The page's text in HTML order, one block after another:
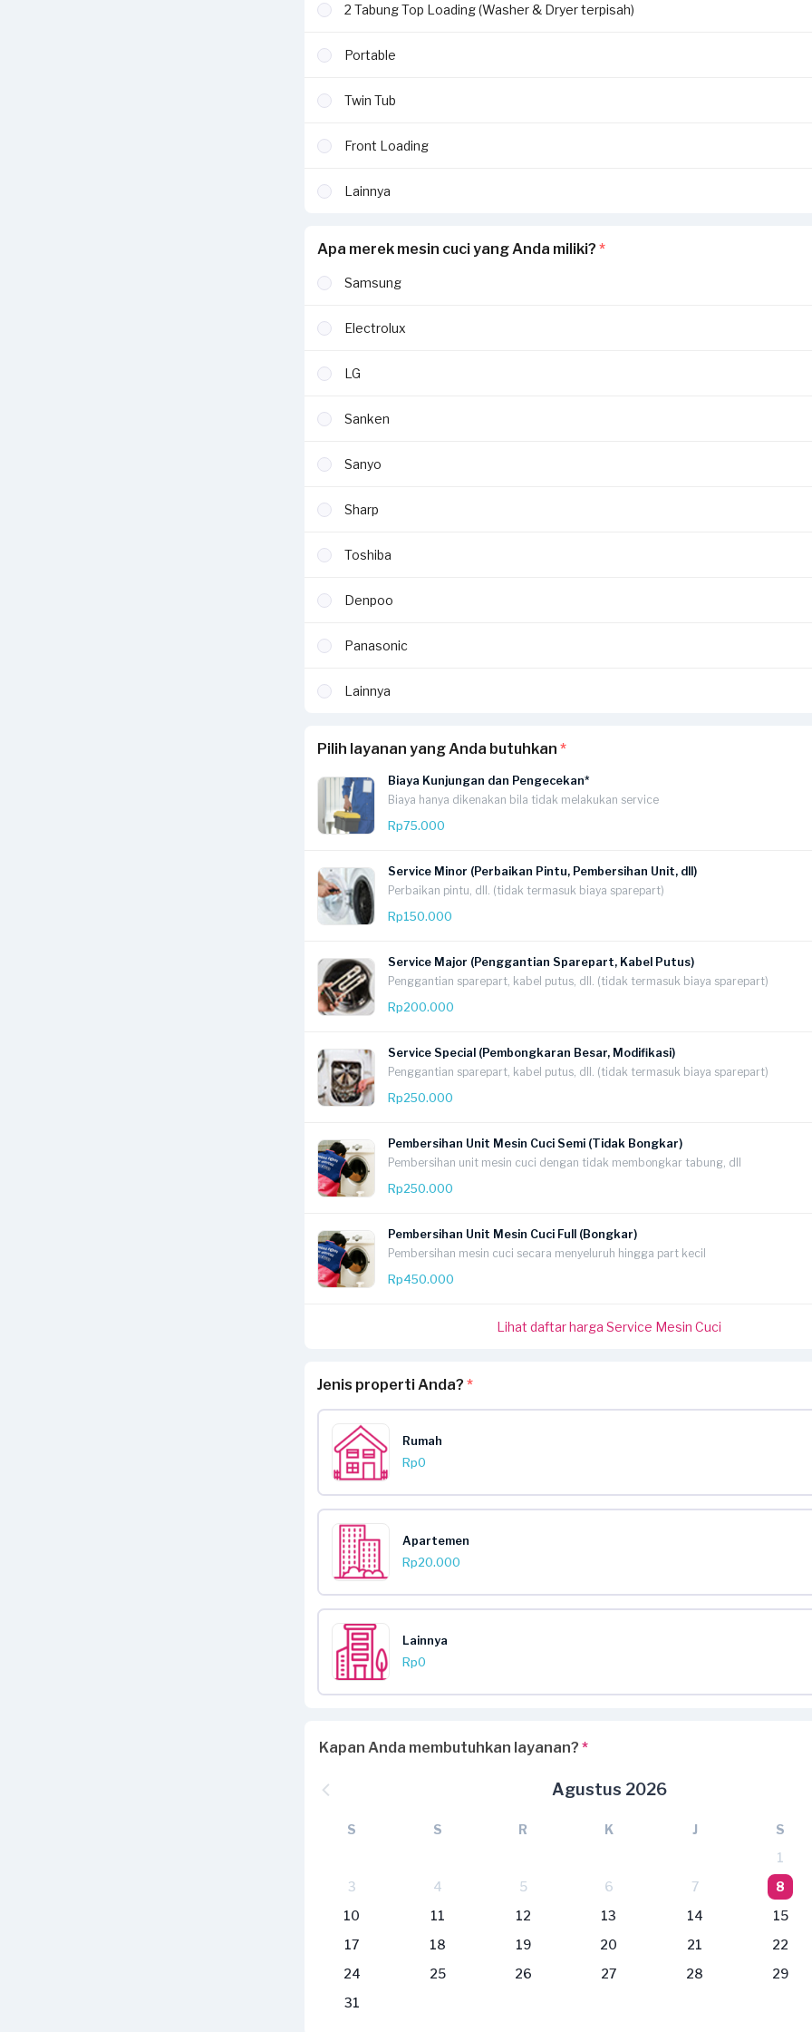
2 Tabung Top Loading (Washer & Dryer terpisah)
Portable
Twin Tub
Front Loading
Lainnya
Apa merek mesin cuci yang Anda miliki? *
Samsung
Electrolux
LG
Sanken
Sanyo
Sharp
Toshiba
Denpoo
Panasonic
Lainnya
Pilih layanan yang Anda butuhkan *
Biaya Kunjungan dan Pengecekan*
Biaya hanya dikenakan bila tidak melakukan service
Rp75.000
Service Minor (Perbaikan Pintu, Pembersihan Unit, dll)
Perbaikan pintu, dll. (tidak termasuk biaya sparepart)
Rp150.000
Service Major (Penggantian Sparepart, Kabel Putus)
Penggantian sparepart, kabel putus, dll. (tidak termasuk biaya sparepart)
Rp200.000
Service Special (Pembongkaran Besar, Modifikasi)
Penggantian sparepart, kabel putus, dll. (tidak termasuk biaya sparepart)
Rp250.000
Pembersihan Unit Mesin Cuci Semi (Tidak Bongkar)
Pembersihan unit mesin cuci dengan tidak membongkar tabung, dll
Rp250.000
Pembersihan Unit Mesin Cuci Full (Bongkar)
Pembersihan mesin cuci secara menyeluruh hingga part kecil
Rp450.000
Lihat daftar harga Service Mesin Cuci
Jenis properti Anda? *
Rumah
Rp0
Apartemen
Rp20.000
Lainnya
Rp0
Kapan Anda membutuhkan layanan? *
Agustus 2026
S S R K J S
1
3
4 5 6 7 8
10
11 12 13 14 15
17
18 19 20 21 22
24
25 26 27 28 29
31